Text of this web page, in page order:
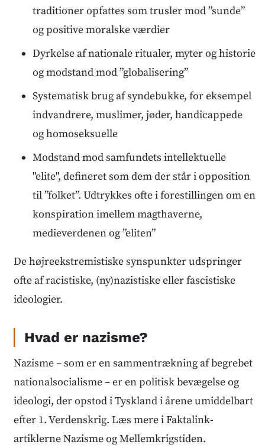
traditioner opfattes som trusler mod ”sunde”
og positive moralske værdier
Dyrkelse af nationale ritualer, myter og historie
og modstand mod ”globalisering”
Systematisk brug af syndebukke, for eksempel
indvandrere, muslimer, jøder, handicappede
og homoseksuelle
Modstand mod samfundets intellektuelle
"elite", defineret som dem der står i opposition
til ”folket”. Udtrykkes ofte i forestillingen om en
konspiration imellem magthaverne,
medieverdenen og ”eliten”
De højreekstremistiske synspunkter udspringer
ofte af racistiske, (ny)nazistiske eller fascistiske
ideologier.
Hvad er nazisme?
Nazisme – som er en sammentrækning af begrebet
nationalsocialisme – er en politisk bevægelse og
ideologi, der opstod i Tyskland i årene umiddelbart
efter 1. Verdenskrig. Læs mere i Faktalink-
artiklerne Nazisme og Mellemkrigstiden.